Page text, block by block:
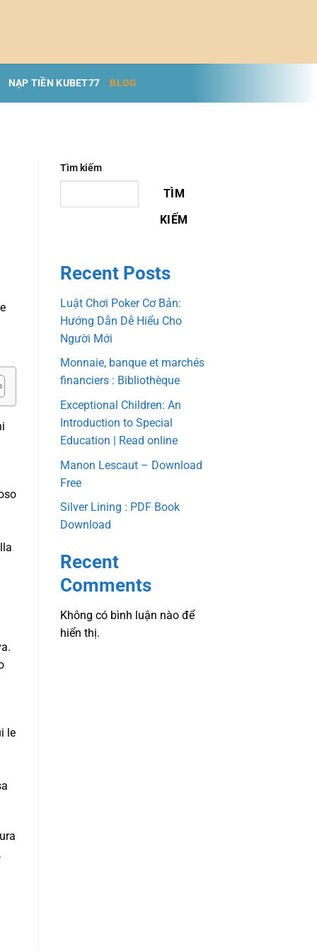
NẠP TIỀN KUBET77 BLOG
le
Tìm kiếm
TÌM
KIẾM
Recent Posts
Luật Chơi Poker Cơ Bản:
Hướng Dẫn Dễ Hiểu Cho
Người Mới
Monnaie, banque et marchés
financiers : Bibliothèque
Exceptional Children: An
Introduction to Special
Education | Read online
Manon Lescaut – Download
Free
Silver Lining : PDF Book
Download
Recent
Comments
Không có bình luận nào để
hiển thị.